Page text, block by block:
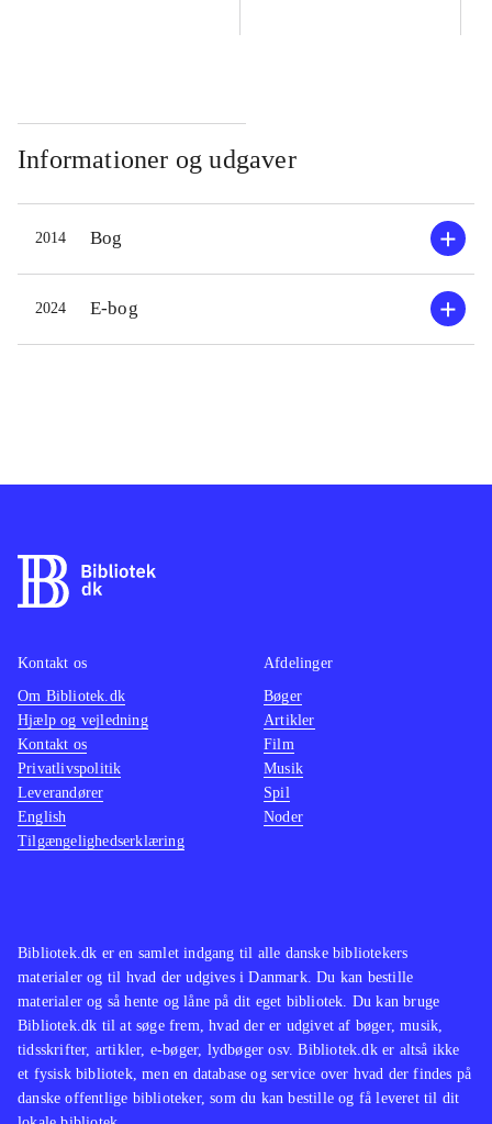
Informationer og udgaver
2014 Bog
2024 E-bog
Bibliotek.dk er en samlet indgang til alle danske bibliotekers
materialer og til hvad der udgives i Danmark. Du kan bestille
materialer og så hente og låne på dit eget bibliotek. Du kan bruge
Bibliotek.dk til at søge frem, hvad der er udgivet af bøger, musik,
tidsskrifter, artikler, e-bøger, lydbøger osv. Bibliotek.dk er altså ikke
et fysisk bibliotek, men en database og service over hvad der findes på
danske offentlige biblioteker, som du kan bestille og få leveret til dit
Kontakt os
Om Bibliotek.dk
Hjælp og vejledning
Kontakt os
Privatlivspolitik
Leverandører
English
Tilgængelighedserklæring
Afdelinger
Bøger
Artikler
Film
Musik
Spil
Noder